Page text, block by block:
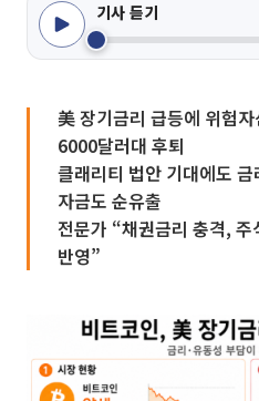
기사 듣기
美 장기금리 급등에 위험
6000달러대 후퇴
클래리티 법안 기대에도
자금도 순유출
전문가 “채권금리 충격,
반영”